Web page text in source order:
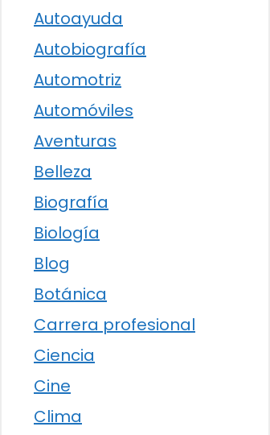
Autoayuda
Autobiografía
Automotriz
Automóviles
Aventuras
Belleza
Biografía
Biología
Blog
Botánica
Carrera profesional
Ciencia
Cine
Clima